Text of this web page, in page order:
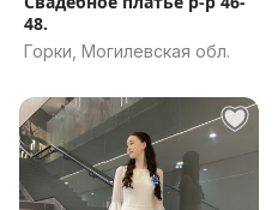
48.
Горки, Могилевская обл.